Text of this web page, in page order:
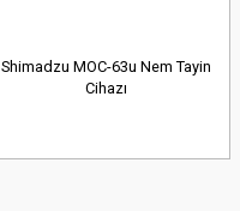
Shimadzu MOC-63u Nem Tayin
Cihazı